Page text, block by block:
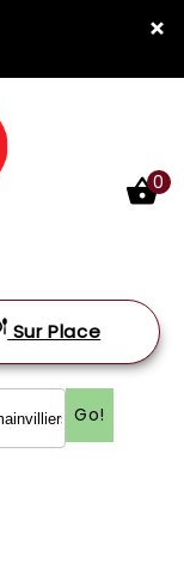
×
0
Sur Place
Go!